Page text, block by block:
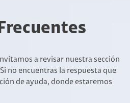
a revisar nuestra sección
no encuentras la respuesta que
de ayuda, donde estaremos